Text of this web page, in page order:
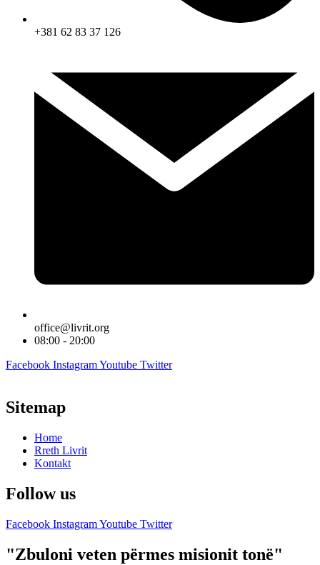
+381 62 83 37 126
office@livrit.org
08:00 - 20:00
Facebook InstagramYoutube Twitter
Sitemap
Home
Rreth Livrit
Kontakt
Follow us
Facebook InstagramYoutube Twitter
"Zbuloni veten përmes misionit tonë"